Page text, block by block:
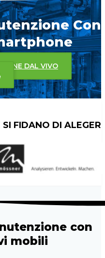
Con
DAL VIVO
FIDANO DI ALEGER
con
mobili